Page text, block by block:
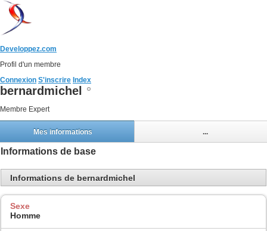
Developpez.com
Profil d'un membre
Connexion S'inscrire Index
bernardmichel
Membre Expert
Mes informations ...
Informations de base
Informations de bernardmichel
Sexe
Homme